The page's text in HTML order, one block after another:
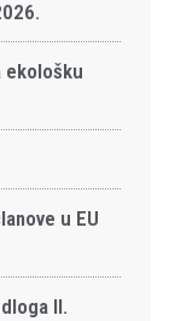
ekološku
u EU
II.